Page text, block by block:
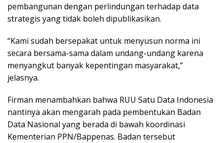
pembangunan dengan perlindungan terhadap data
strategis yang tidak boleh dipublikasikan.
“Kami sudah bersepakat untuk menyusun norma ini
secara bersama-sama dalam undang-undang karena
menyangkut banyak kepentingan masyarakat,”
jelasnya.
Firman menambahkan bahwa RUU Satu Data Indonesia
nantinya akan mengarah pada pembentukan Badan
Data Nasional yang berada di bawah koordinasi
Kementerian PPN/Bappenas. Badan tersebut